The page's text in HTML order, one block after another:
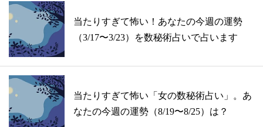
当たりすぎて怖い！あなたの今週の運勢
（3/17〜3/23）を数秘術占いで占います
当たりすぎて怖い「女の数秘術占い」。あ
なたの今週の運勢（8/19〜8/25）は？